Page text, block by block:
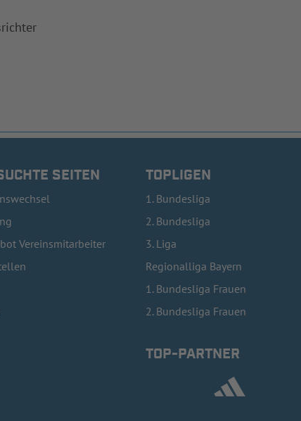
SEITEN
Vereinsmitarbeiter
TOPLIGEN
1. Bundesliga
2. Bundesliga
3. Liga
Regionalliga Bayern
1. Bundesliga Frauen
2. Bundesliga Frauen
TOP-PARTNER